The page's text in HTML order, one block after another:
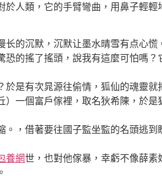
人類，它的手臂彎曲，用鼻子輕
沉默，沉默让墨水晴雪有点心慌
的搖了搖頭，說我有這麼可怕嗎
是有次晁源往偷情，狐仙的魂靈
個富戶傢裡，取名狄希陳，於是
，借著要往國子監坐監的名頭逃到
養網世，也對他傢暴，幸虧不像薛素